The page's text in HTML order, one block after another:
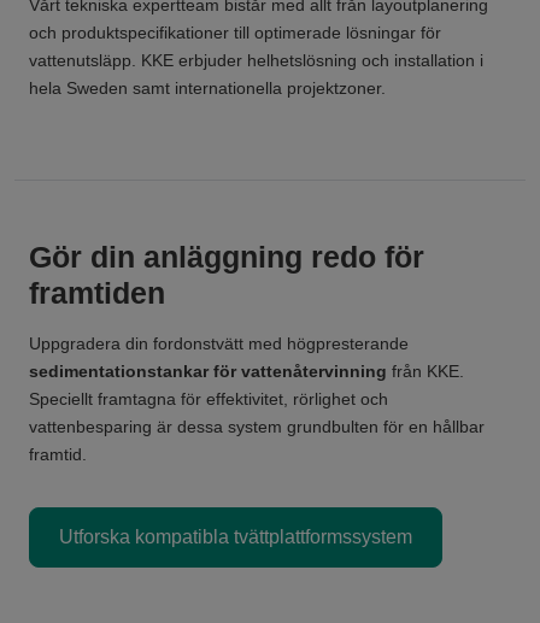
Vårt tekniska expertteam bistår med allt från layoutplanering
och produktspecifikationer till optimerade lösningar för
vattenutsläpp. KKE erbjuder helhetslösning och installation i
hela Sweden samt internationella projektzoner.
Gör din anläggning redo för
framtiden
Uppgradera din fordonstvätt med högpresterande
sedimentationstankar för vattenåtervinning från KKE.
Speciellt framtagna för effektivitet, rörlighet och
vattenbesparing är dessa system grundbulten för en hållbar
framtid.
Utforska kompatibla tvättplattformssystem